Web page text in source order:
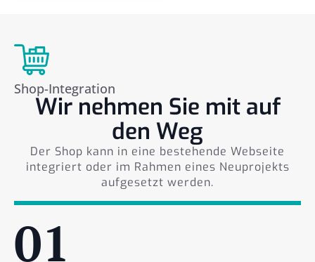
Shop-Integration
Wir nehmen Sie mit auf
den Weg
Der Shop kann in eine bestehende Webseite
integriert oder im Rahmen eines Neuprojekts
aufgesetzt werden.
01